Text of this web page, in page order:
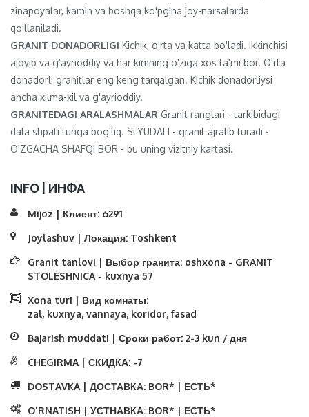
zinapoyalar, kamin va boshqa ko'pgina joy-narsalarda
qo'llaniladi.
GRANIT DONADORLIGI Kichik, o'rta va katta bo'ladi. Ikkinchisi
ajoyib va ​​g'ayrioddiy va har kimning o'ziga xos ta'mi bor. O'rta
donadorli granitlar eng keng tarqalgan. Kichik donadorliysi
ancha xilma-xil va g'ayrioddiy.
GRANITEDAGI ARALASHMALAR Granit ranglari - tarkibidagi
dala shpati turiga bog'liq. SLYUDALI - granit ajralib turadi -
O'ZGACHA SHAFQI BOR - bu uning vizitniy kartasi.
INFO | ИНФА
Mijoz | Клиент: 6291
Joylashuv | Локация: Toshkent
Granit tanlovi | Выбор гранита: oshxona - GRANIT
STOLESHNICA - kuxnya 57
Xona turi | Вид комнаты:
zal, kuxnya, vannaya, koridor, fasad
Bajarish muddati | Сроки работ: 2-3 kun / дня
CHEGIRMA | СКИДКА: -7
DOSTAVKA | ДОСТАВКА: BOR* | ЕСТЬ*
O'RNATISH | УСТНАВКА: BOR* | ЕСТЬ*